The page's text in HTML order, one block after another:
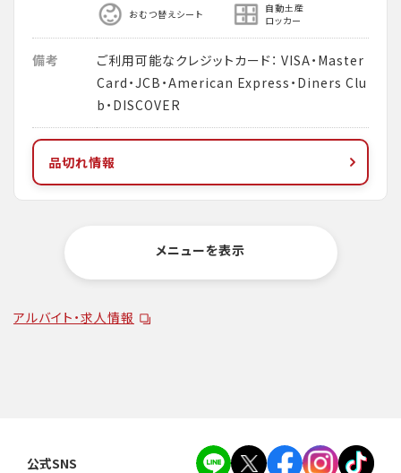
おむつ替えシート
自動土産
ロッカー
備考
ご利用可能なクレジットカード： VISA・Master
Card・JCB・American Express・Diners Clu
b・DISCOVER
品切れ情報
メニューを表示
アルバイト・求人情報
公式SNS